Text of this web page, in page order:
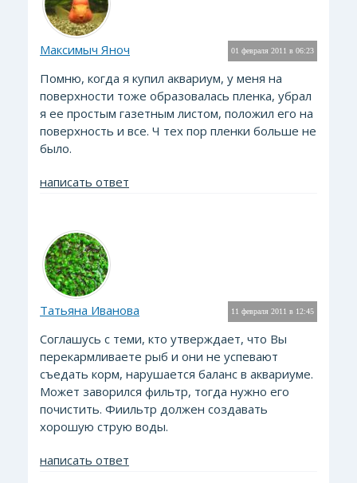
01 февраля 2011 в 06:23
Максимыч Яноч
Помню, когда я купил аквариум, у меня на
поверхности тоже образовалась пленка, убрал
я ее простым газетным листом, положил его на
поверхность и все. Ч тех пор пленки больше не
было.
написать ответ
11 февраля 2011 в 12:45
Татьяна Иванова
Соглашусь с теми, кто утверждает, что Вы
перекармливаете рыб и они не успевают
съедать корм, нарушается баланс в аквариуме.
Может заворился фильтр, тогда нужно его
почистить. Фиильтр должен создавать
хорошую струю воды.
написать ответ